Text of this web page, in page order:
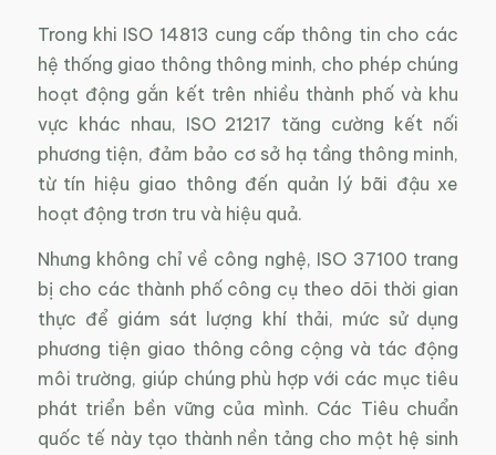
Trong khi ISO 14813 cung cấp thông tin cho các
hệ thống giao thông thông minh, cho phép chúng
hoạt động gắn kết trên nhiều thành phố và khu
vực khác nhau, ISO 21217 tăng cường kết nối
phương tiện, đảm bảo cơ sở hạ tầng thông minh,
từ tín hiệu giao thông đến quản lý bãi đậu xe
hoạt động trơn tru và hiệu quả.
Nhưng không chỉ về công nghệ, ISO 37100 trang
bị cho các thành phố công cụ theo dõi thời gian
thực để giám sát lượng khí thải, mức sử dụng
phương tiện giao thông công cộng và tác động
môi trường, giúp chúng phù hợp với các mục tiêu
phát triển bền vững của mình. Các Tiêu chuẩn
quốc tế này tạo thành nền tảng cho một hệ sinh